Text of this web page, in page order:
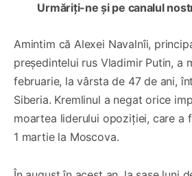
Urmăriți-ne și pe canalul
Amintim că Alexei Navalnîi,
președintelui rus Vladimir Putin, a
februarie, la vârsta de 47 de ani,
Siberia. Kremlinul a negat orice
moartea liderului opoziției, care a
1 martie la Moscova.